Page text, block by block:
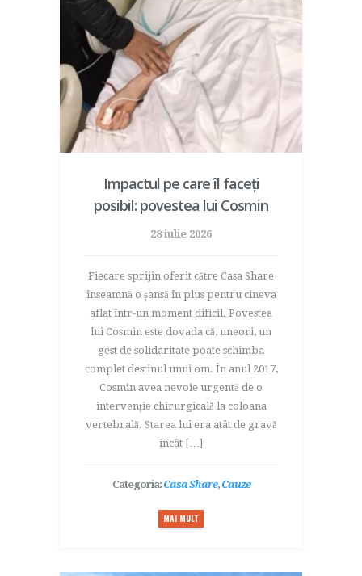
Impactul pe care îl faceți
posibil: povestea lui Cosmin
28 iulie 2026
Fiecare sprijin oferit către Casa Share
înseamnă o șansă în plus pentru cineva
aflat într-un moment dificil. Povestea
lui Cosmin este dovada că, uneori, un
gest de solidaritate poate schimba
complet destinul unui om. În anul 2017,
Cosmin avea nevoie urgentă de o
intervenție chirurgicală la coloana
vertebrală. Starea lui era atât de gravă
încât […]
Categoria:Casa Share,Cauze
MAI MULT